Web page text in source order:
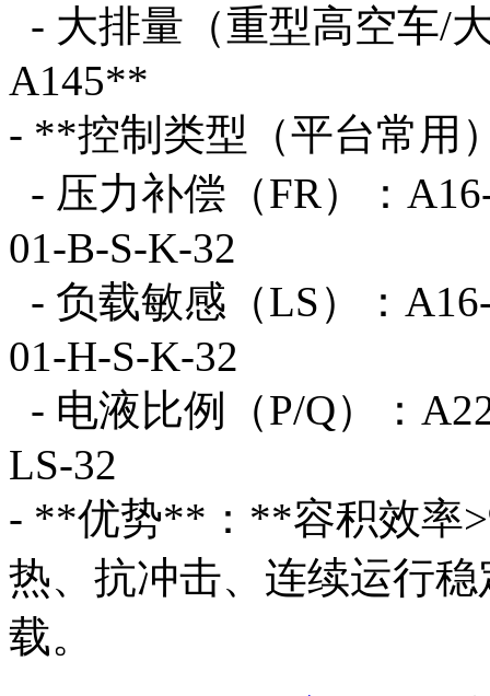
- 大排量（重型高空车/
A145**
- **控制类型（平台常用
- 压力补偿（FR）：
01-B-S-K-32
- 负载敏感（LS）：
01-H-S-K-32
- 电液比例（P/Q）：
LS-32
- **优势**：**容积效率
热、抗冲击、连续运行
载。